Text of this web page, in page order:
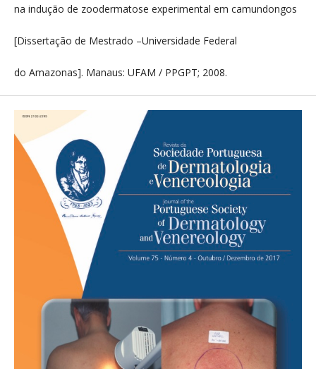
na indução de zoodermatose experimental em camundongos
[Dissertação de Mestrado –Universidade Federal
do Amazonas]. Manaus: UFAM / PPGPT; 2008.